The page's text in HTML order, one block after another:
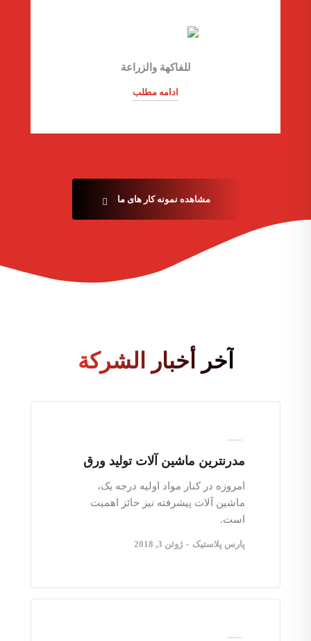
للفاكهة والزراعة
ادامه مطلب
مشاهده نمونه کار های ما
آخر أخبار الشركة
مدرنترین ماشین آلات تولید ورق
امروزه در کنار مواد اولیه درجه یک،
ماشین آلات پیشرفته نیز حائز اهمیت
است.
پارس پلاستیک - ژوئن 3, 2018